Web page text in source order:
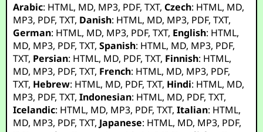
Arabic: HTML, MD, MP3, PDF,TXT,Czech: HTML, MD,
MP3, PDF,TXT, Danish: HTML, MD, MP3, PDF,TXT,
German: HTML, MD, MP3, PDF,TXT, English: HTML,
MD, MP3, PDF,TXT,Spanish: HTML, MD, MP3, PDF,
TXT, Persian: HTML, MD, PDF,TXT, Finnish: HTML,
MD, MP3, PDF,TXT, French: HTML, MD, MP3, PDF,
TXT, Hebrew: HTML, MD, PDF,TXT, Hindi: HTML, MD,
MP3, PDF,TXT,Indonesian: HTML, MD, PDF,TXT,
Icelandic: HTML, MD, MP3, PDF,TXT,Italian: HTML,
MD, MP3, PDF,TXT, Japanese: HTML, MD, MP3, PDF,